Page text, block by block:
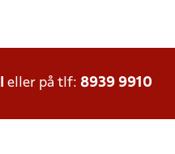
eller på tlf: 8939 9910